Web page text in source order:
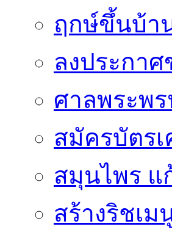
ฤกษ์ขึ้นบ้า
ลงประกา
ศาลพระพ
สมัครบัตร
สมุนไพร แ
สร้างริชเม